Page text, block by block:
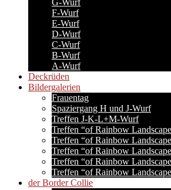
G-Wurf
F-Wurf
E-Wurf
D-Wurf
C-Wurf
B-Wurf
A-Wurf
Deckrüden
Bildergalerien
Frauentag
Spaziergang H und J-Wurf
Treffen J-K-L+M-Wurf
Treffen “of Rainbow
Treffen “of Rainbow
Treffen “of Rainbow
Treffen “of Rainbow
Treffen “of Rainbow
der Border Collie